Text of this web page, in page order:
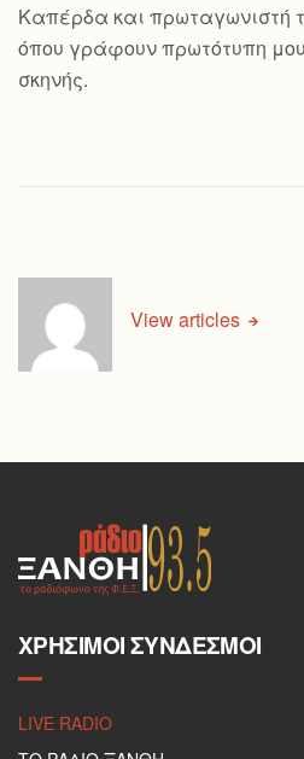
Καπέρδα και πρωταγωνιστή
όπου γράφουν πρωτότυπη
σκηνής.
View articles
ΧΡΉΣΙΜΟΙ ΣΎΝΔΕΣΜΟΙ
LIVE RADIO